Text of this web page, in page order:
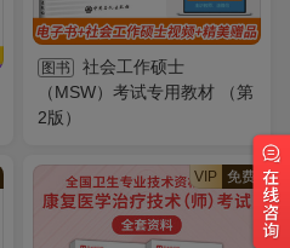
图书
社会工作硕士
（MSW）考试专用教材 （第
2版）
VIP 免费